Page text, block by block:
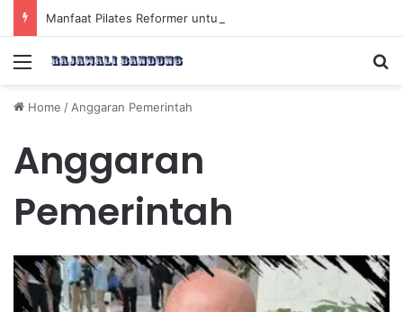
Menu
Home / Anggaran Pemerintah
Anggaran
Pemerintah